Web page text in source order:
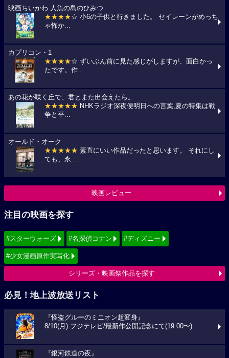
映画ちいかわ 人魚の島のひみつ
★★★★☆ 小6の子供と行きました。 セイレーンがめっち
ゃ怖か...
カプリコン・1
★★★★☆ ずいぶん前に見た感じがしますが、面白かっ
たです。作...
あの花が咲く丘で、君とまた出会えたら。
★★★★★ NHKラジオ深夜便明日への言葉,夏の特集は戦
争と平...
オールド・オーク
★★★★★ 素直にいい作品だったと思います。 それにし
ても、永...
映画レビュー
注目の映画を探す
#スターウォーズ #名探偵コナン #ディズニー
#少女漫画原作実写化
シリーズ・映画祭作品を探す
必見！地上波放送リスト
『怪盗グルーのミニオン超変身』
8/10(月) フジテレビ/最新作公開記念にて(19:00〜)
『銀河鉄道の夜』